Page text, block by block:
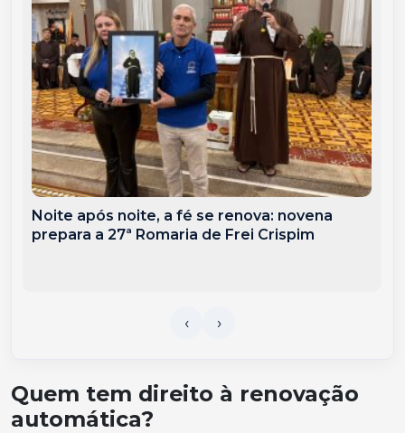
Noite após noite, a fé se renova: novena
prepara a 27ª Romaria de Frei Crispim
Quem tem direito à renovação
automática?